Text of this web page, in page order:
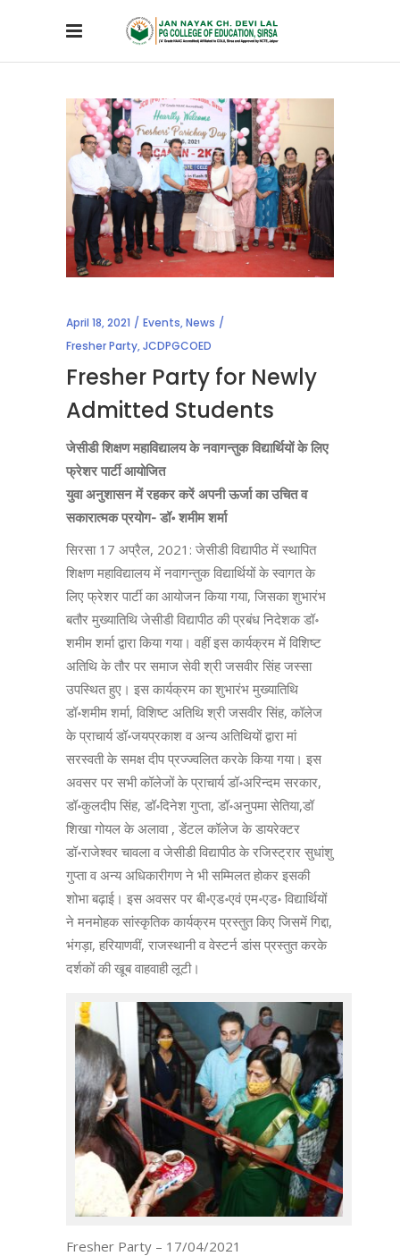
April 18, 2021 Events,News
Fresher Party,JCDPGCOED
Fresher Party for Newly
Admitted Students
जेसीडी शिक्षण महाविद्यालय के नवागन्तुक विद्यार्थियों के लिए
फ्रेशर पार्टी आयोजित
युवा अनुशासन में रहकर करें अपनी ऊर्जा का उचित व
सकारात्मक प्रयोग- डॉ॰ शमीम शर्मा
सिरसा 17 अप्रैल, 2021: जेसीडी विद्यापीठ में स्थापित
शिक्षण महाविद्यालय में नवागन्तुक विद्यार्थियों के स्वागत के
लिए फ्रेशर पार्टी का आयोजन किया गया, जिसका शुभारंभ
बतौर मुख्यातिथि जेसीडी विद्यापीठ की प्रबंध निदेशक डॉ॰
शमीम शर्मा द्वारा किया गया। वहीं इस कार्यक्रम में विशिष्ट
अतिथि के तौर पर समाज सेवी श्री जसवीर सिंह जस्सा
उपस्थित हुए। इस कार्यक्रम का शुभारंभ मुख्यातिथि
डॉ॰शमीम शर्मा, विशिष्ट अतिथि श्री जसवीर सिंह, कॉलेज
के प्राचार्य डॉ॰जयप्रकाश व अन्य अतिथियों द्वारा मां
सरस्वती के समक्ष दीप प्रज्ज्वलित करके किया गया। इस
अवसर पर सभी कॉलेजों के प्राचार्य डॉ॰अरिन्दम सरकार,
डॉ॰कुलदीप सिंह, डॉ॰दिनेश गुप्ता, डॉ॰अनुपमा सेतिया,डॉ
शिखा गोयल के अलावा , डेंटल कॉलेज के डायरेक्टर
डॉ॰राजेश्वर चावला व जेसीडी विद्यापीठ के रजिस्ट्रार सुधांशु
गुप्ता व अन्य अधिकारीगण ने भी सम्मिलत होकर इसकी
शोभा बढ़ाई। इस अवसर पर बी॰एड॰एवं एम॰एड॰ विद्यार्थियों
ने मनमोहक सांस्कृतिक कार्यक्रम प्रस्तुत किए जिसमें गिद्दा,
भंगड़ा, हरियाणवीं, राजस्थानी व वेस्टर्न डांस प्रस्तुत करके
दर्शकों की खूब वाहवाही लूटी।
Fresher Party – 17/04/2021